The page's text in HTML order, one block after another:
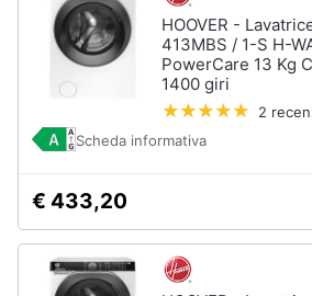
HOOVER -
413MBS / 1-S H-
PowerCare 13 Kg
1400 giri
2
Scheda informativa
€ 433,20